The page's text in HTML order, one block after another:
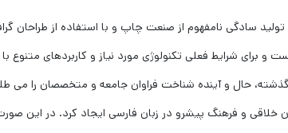
سادگی نامفهوم از صنعت چاپ و با استفاده از طراحان
و برای شرایط فعلی تکنولوژی مورد نیاز و کاربردهای متنوع
حال و آینده شناخت فراوان جامعه و متخصصان را می طلبد
خلاقی و فرهنگ پیشرو در زبان فارسی ایجاد کرد. در این